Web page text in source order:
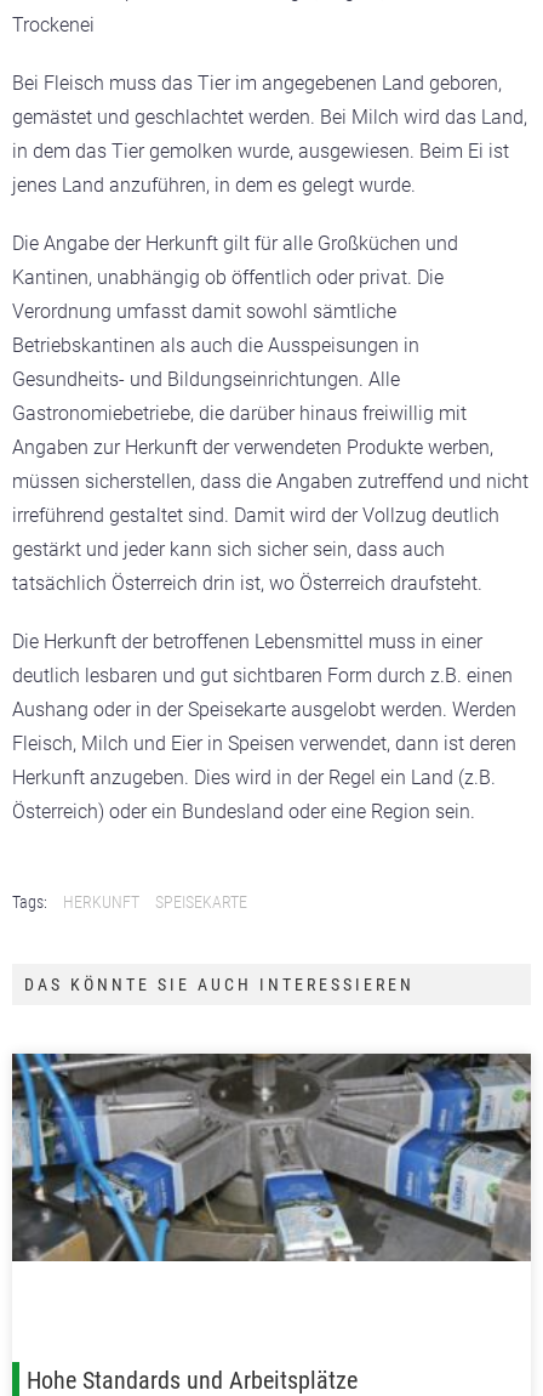
Trockenei
Bei Fleisch muss das Tier im angegebenen Land geboren,
gemästet und geschlachtet werden. Bei Milch wird das Land,
in dem das Tier gemolken wurde, ausgewiesen. Beim Ei ist
jenes Land anzuführen, in dem es gelegt wurde.
Die Angabe der Herkunft gilt für alle Großküchen und
Kantinen, unabhängig ob öffentlich oder privat. Die
Verordnung umfasst damit sowohl sämtliche
Betriebskantinen als auch die Ausspeisungen in
Gesundheits- und Bildungseinrichtungen. Alle
Gastronomiebetriebe, die darüber hinaus freiwillig mit
Angaben zur Herkunft der verwendeten Produkte werben,
müssen sicherstellen, dass die Angaben zutreffend und nicht
irreführend gestaltet sind. Damit wird der Vollzug deutlich
gestärkt und jeder kann sich sicher sein, dass auch
tatsächlich Österreich drin ist, wo Österreich draufsteht.
Die Herkunft der betroffenen Lebensmittel muss in einer
deutlich lesbaren und gut sichtbaren Form durch z.B. einen
Aushang oder in der Speisekarte ausgelobt werden. Werden
Fleisch, Milch und Eier in Speisen verwendet, dann ist deren
Herkunft anzugeben. Dies wird in der Regel ein Land (z.B.
Österreich) oder ein Bundesland oder eine Region sein.
Tags: HERKUNFT SPEISEKARTE
DAS KÖNNTE SIE AUCH INTERESSIEREN
Hohe Standards und Arbeitsplätze